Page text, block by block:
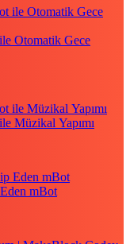
Otomatik Gece
Müzikal Yapımı
mBot